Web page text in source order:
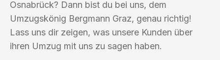
Osnabrück? Dann bist du bei uns, dem
Umzugskönig Bergmann Graz, genau richtig!
Lass uns dir zeigen, was unsere Kunden über
ihren Umzug mit uns zu sagen haben.